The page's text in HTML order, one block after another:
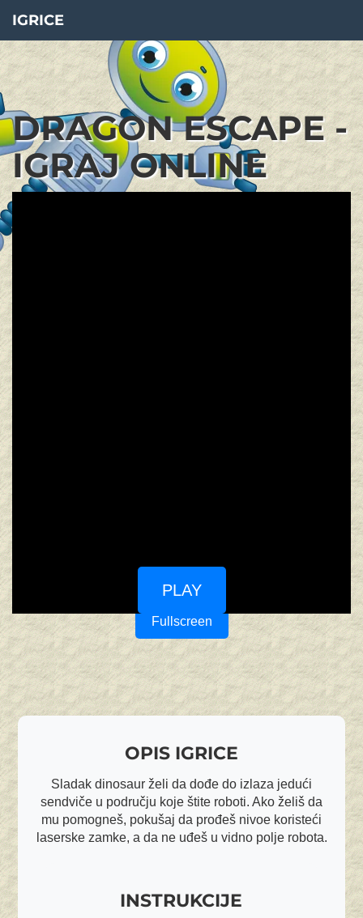
IGRICE
DRAGON ESCAPE -
IGRAJ ONLINE
PLAY
Fullscreen
OPIS IGRICE
Sladak dinosaur želi da dođe do izlaza jedući
sendviče u području koje štite roboti. Ako želiš da
mu pomogneš, pokušaj da prođeš nivoe koristeći
laserske zamke, a da ne uđeš u vidno polje robota.
INSTRUKCIJE